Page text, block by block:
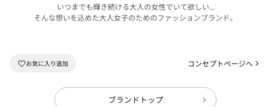
いつまでも輝き続ける大人の女性でいて欲しい...
そんな想いを込めた大人女子のためのファッションブランド。
コンセプトページへ
ブランドトップ